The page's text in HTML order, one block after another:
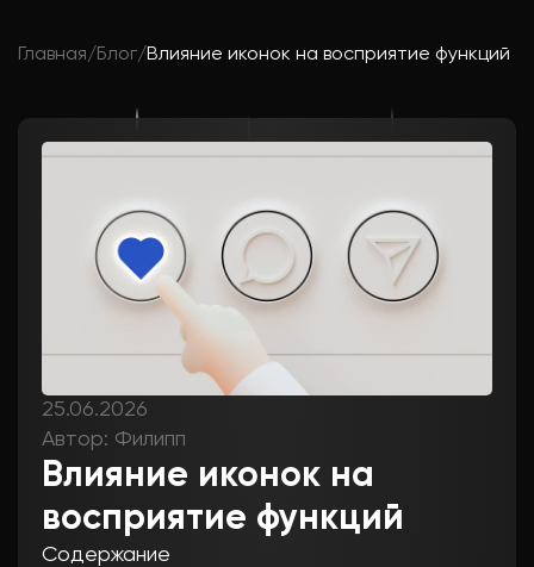
Главная/Блог/Влияние иконок на восприятие функций
Автор: Филипп
25.06.2026
Влияние иконок на
восприятие функций
Содержание